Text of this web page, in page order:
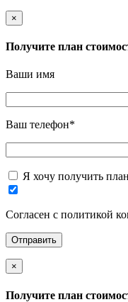
×
Получите план
Ваши имя
Ваш телефон*
Я хочу получить
Согласен с политикой
×
Получите план